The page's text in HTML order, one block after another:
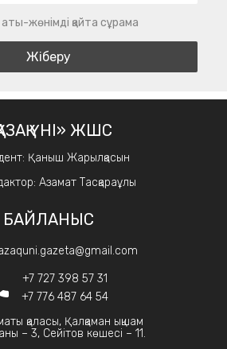
аты-жөнімді қайта сұрама
ҮНІ» ЖШС
Қаныш Жарылқасын
Азамат Тасқараұлы
БАЙЛАНЫС
+7 727 398 57 31
+7 776 487 64 54
қаласы, Қалқаман ықшам
– 3, Сейітов көшесі – 11.